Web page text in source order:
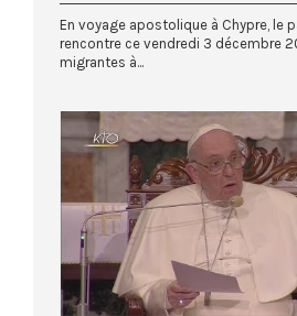
En voyage apostolique à Chypre, le
rencontre ce vendredi 3 décembre
migrantes à...